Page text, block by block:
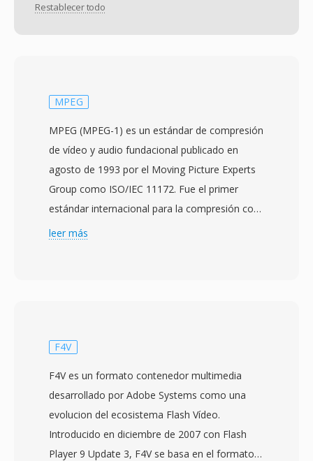
Restablecer todo
MPEG
MPEG (MPEG-1) es un estándar de compresión
de vídeo y audio fundacional publicado en
agosto de 1993 por el Moving Picture Experts
Group como ISO/IEC 11172. Fue el primer
estándar internacional para la compresión con
pérdida de imágenes en movimiento y audio
movimiento, codificación de transformada de
cuadros: cuadros I (intra-codificados), cuadros
leer más
F4V
F4V es un formato contenedor multimedia
desarrollado por Adobe Systems como una
evolucion del ecosistema Flash Vídeo.
Introducido en diciembre de 2007 con Flash
Player 9 Update 3, F4V se basa en el formato